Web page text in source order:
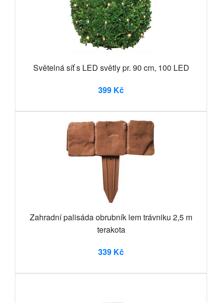
Světelná síť s LED světly pr. 90 cm, 100 LED
399 Kč
Zahradní palisáda obrubník lem trávniku 2,5 m
terakota
339 Kč